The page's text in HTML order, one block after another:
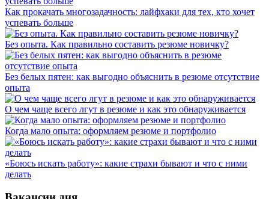
Как прокачать многозадачность: лайфхаки для тех, кто хочет
успевать больше
Без опыта. Как правильно составить резюме новичку?
Без белых пятен: как выгодно объяснить в резюме отсутствие
опыта
О чем чаще всего лгут в резюме и как это обнаруживается
Когда мало опыта: оформляем резюме и портфолио
«Боюсь искать работу»: какие страхи бывают и что с ними
делать